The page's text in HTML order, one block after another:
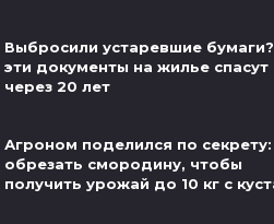
Выбросили устаревшие
эти документы на жилье спасут
через 20 лет
Агроном поделился по секрету:
обрезать смородину, чтобы
получить урожай до 10 кг с